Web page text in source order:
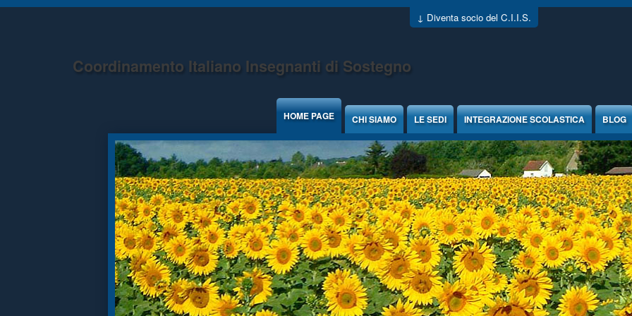
Jump to Content
↓ Diventa socio del C.I.I.S.
Coordinamento Italiano Insegnanti di Sostegno
HOME PAGE CHI SIAMO LE SEDI INTEGRAZIONE SCOLASTICA BLOG